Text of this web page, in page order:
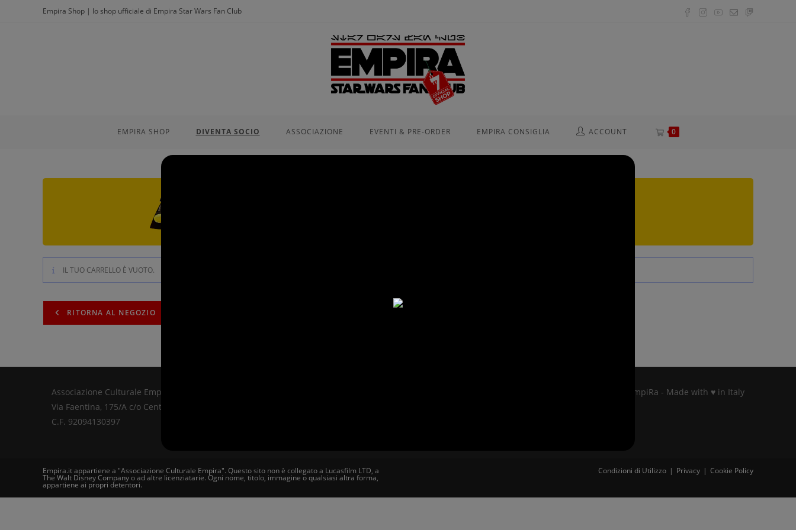
Empira Shop | lo shop ufficiale di Empira Star Wars Fan Club
EMPIRA SHOP DIVENTA SOCIO ASSOCIAZIONE EVENTI & PRE-ORDER EMPIRA CONSIGLIA ACCOUNT 0
IL TUO CARRELLO È VUOTO.
RITORNA AL NEGOZIO
Associazione Culturale EmpiRa 2.0 APS
Via Faentina, 175/A c/o Centro MIR - 48124 Ravenna (RA)
C.F. 92094130397
Copyright © 2025 EmpiRa - Made with ♥ in Italy
Condizioni di Utilizzo Privacy Cookie Policy
Empira.it appartiene a "Associazione Culturale Empira". Questo sito non è collegato a Lucasfilm LTD, a
The Walt Disney Company o ad altre licenziatarie. Ogni nome, titolo, immagine o qualsiasi altra forma,
appartiene ai propri detentori.